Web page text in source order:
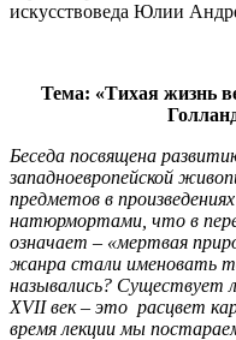
искусствоведа Юлии
Тема: «Тихая жизнь
Беседа посвящена
западноевропейской
предметов в
натюрмортами, что в
означает – «мертвая
жанра стали именовать
назывались? Существует
XVII век – это расцвет
время лекции мы